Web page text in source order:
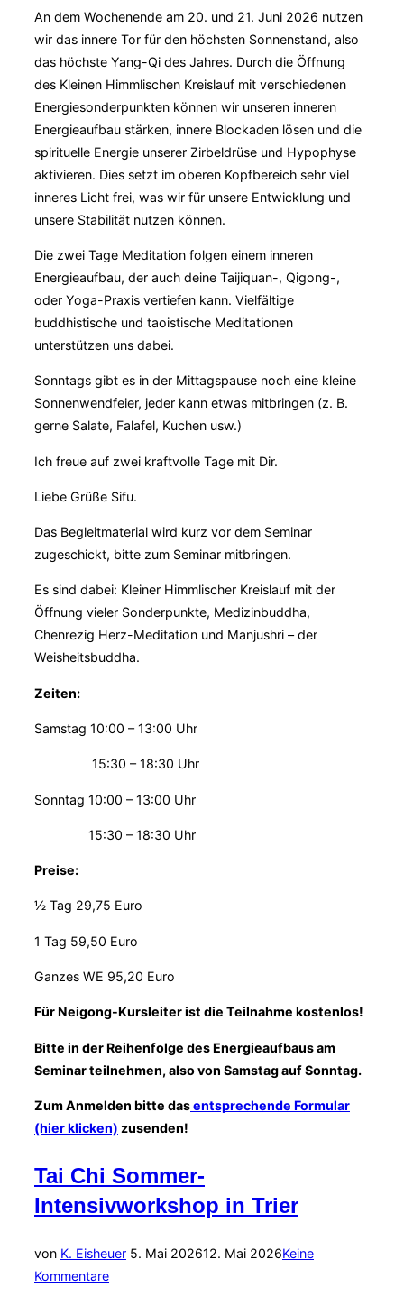
An dem Wochenende am 20. und 21. Juni 2026 nutzen
wir das innere Tor für den höchsten Sonnenstand, also
das höchste Yang-Qi des Jahres. Durch die Öffnung
des Kleinen Himmlischen Kreislauf mit verschiedenen
Energiesonderpunkten können wir unseren inneren
Energieaufbau stärken, innere Blockaden lösen und die
spirituelle Energie unserer Zirbeldrüse und Hypophyse
aktivieren. Dies setzt im oberen Kopfbereich sehr viel
inneres Licht frei, was wir für unsere Entwicklung und
unsere Stabilität nutzen können.
Die zwei Tage Meditation folgen einem inneren
Energieaufbau, der auch deine Taijiquan-, Qigong-,
oder Yoga-Praxis vertiefen kann. Vielfältige
buddhistische und taoistische Meditationen
unterstützen uns dabei.
Sonntags gibt es in der Mittagspause noch eine kleine
Sonnenwendfeier, jeder kann etwas mitbringen (z. B.
gerne Salate, Falafel, Kuchen usw.)
Ich freue auf zwei kraftvolle Tage mit Dir.
Liebe Grüße Sifu.
Das Begleitmaterial wird kurz vor dem Seminar
zugeschickt, bitte zum Seminar mitbringen.
Es sind dabei: Kleiner Himmlischer Kreislauf mit der
Öffnung vieler Sonderpunkte, Medizinbuddha,
Chenrezig Herz-Meditation und Manjushri – der
Weisheitsbuddha.
Zeiten:
Samstag 10:00 – 13:00 Uhr
15:30 – 18:30 Uhr
Sonntag 10:00 – 13:00 Uhr
15:30 – 18:30 Uhr
Preise:
½ Tag 29,75 Euro
1 Tag 59,50 Euro
Ganzes WE 95,20 Euro
Für Neigong-Kursleiter ist die Teilnahme kostenlos!
Bitte in der Reihenfolge des Energieaufbaus am
Seminar teilnehmen, also von Samstag auf Sonntag.
Zum Anmelden bitte dasentsprechende Formular
(hier klicken) zusenden!
Tai Chi Sommer-
Intensivworkshop in Trier
von K. EisheuerVeröffentlicht
5. Mai 202612. Mai 2026Keine
Kommentare